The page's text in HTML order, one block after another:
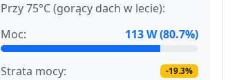
Przy 75°C (gorący dach w lecie):
Moc:
113 W (80.7%)
Strata mocy: -19.3%